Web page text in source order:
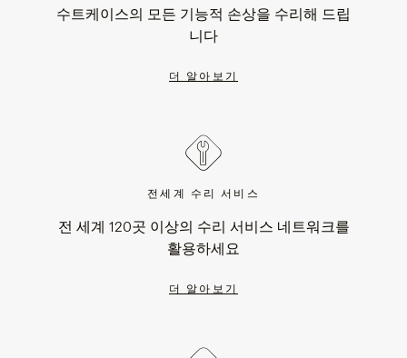
수트케이스의 모든 기능적 손상을 수리해 드립
니다
더 알아보기
전세계 수리 서비스
전 세계 120곳 이상의 수리 서비스 네트워크를
활용하세요
더 알아보기